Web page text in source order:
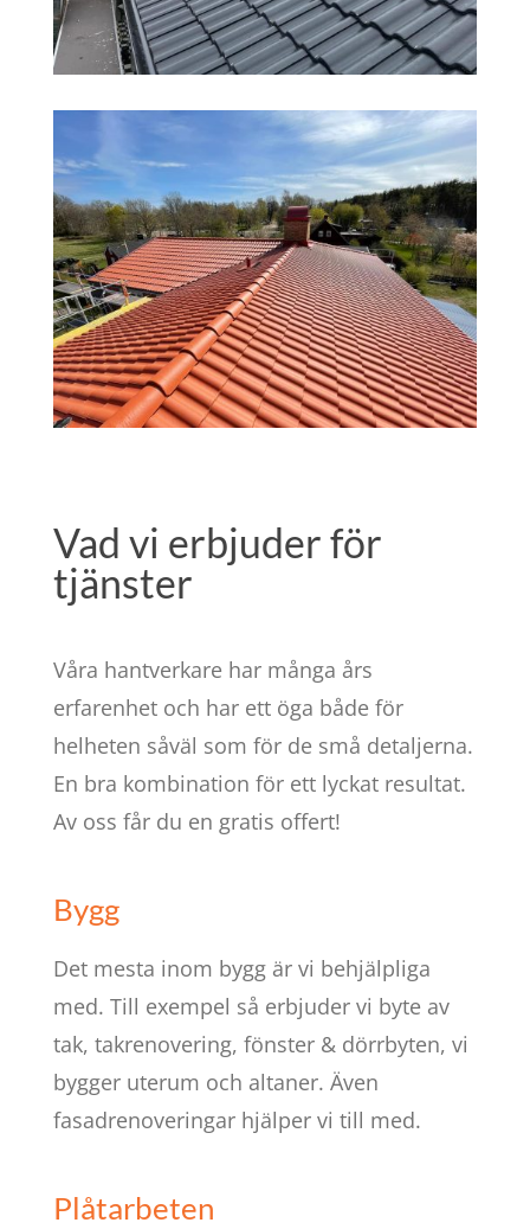
Vad vi erbjuder för
tjänster
Våra hantverkare har många års
erfarenhet och har ett öga både för
helheten såväl som för de små detaljerna.
En bra kombination för ett lyckat resultat.
Av oss får du en gratis offert!
Bygg
Det mesta inom bygg är vi behjälpliga
med. Till exempel så erbjuder vi byte av
tak, takrenovering, fönster & dörrbyten, vi
bygger uterum och altaner. Även
fasadrenoveringar hjälper vi till med.
Plåtarbeten